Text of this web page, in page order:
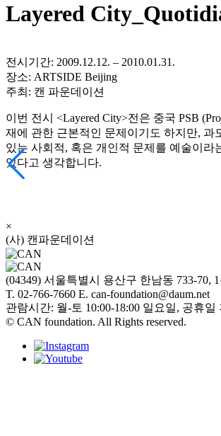
Layered
전시기간: 2009.12.12. – 2010.01.31.
장소: ARTSIDE Beijing
주최: 캔 파운데이션
이번 전시 <Layered City>전은 중국 PSB
재에 관한 근본적인 문제이기도 하지만, 과
있는 사회적, 혹은 개인적 문제를 예술이
있다고 생각합니다.
×
(사) 캔파운데이션
(04349) 서울특별시 용산구 한남동 733-70,
T. 02-766-7660 E. can-foundation@daum.net
관람시간: 월-토 10:00-18:00 일요일, 공휴일
© CAN foundation. All Rights reserved.